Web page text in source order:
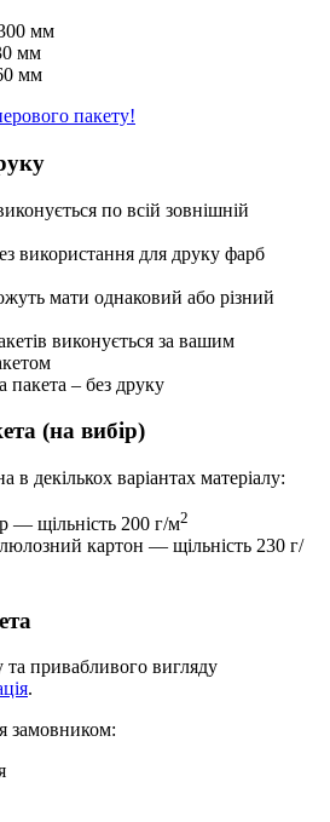
мм
мм
мм
пакету!
по всій зовнішній
використання для друку фарб
мати однаковий або різний
виконується за вашим
пакета – без друку
(на вибір)
в декількох варіантах матеріалу:
— щільність 200 г/м2
картон — щільність 230 г/
та привабливого вигляду
.
замовником: